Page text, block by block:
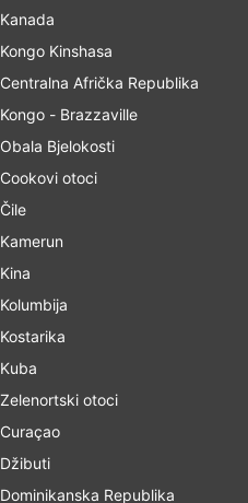
Kanada
Kongo Kinshasa
Centralna Afrička Republika
Kongo - Brazzaville
Obala Bjelokosti
Cookovi otoci
Čile
Kamerun
Kina
Kolumbija
Kostarika
Kuba
Zelenortski otoci
Curaçao
Džibuti
Dominikanska Republika